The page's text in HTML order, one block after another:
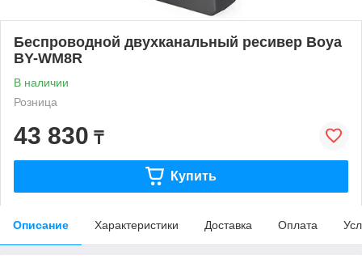
Беспроводной двухканальный ресивер Boya
BY-WM8R
В наличии
Розница
43 830 ₸
Купить
Описание Характеристики Доставка Оплата